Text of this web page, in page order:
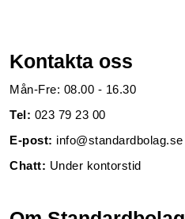
Kontakta oss
Mån-Fre: 08.00 - 16.30
Tel: 023 79 23 00
E-post: info@standardbolag.se
Chatt: Under kontorstid